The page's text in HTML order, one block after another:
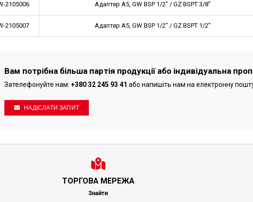
2105006 Адаптер A5, GW BSP 1/2" / GZ BSPT 3/8"
2105007 Адаптер A5, GW BSP 1/2" / GZ BSPT 1/2"
Вам потрібна більша партія продукції або індивідуальна
Зателефонуйте нам: +380 32 245 93 41 або напишіть нам на електронну
НАДІСЛАТИ ЗАПИТ
ТОРГОВА МЕРЕЖА
Знайти